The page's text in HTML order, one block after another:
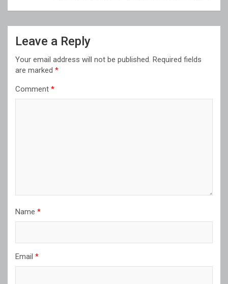
Leave a Reply
Your email address will not be published. Required fields
are marked *
Comment *
Name *
Email *